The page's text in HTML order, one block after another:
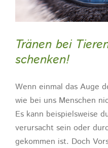
Tränen bei
schenken!
Wenn einmal das Auge
wie bei uns Menschen
Es kann beispielsweise
verursacht sein oder
gekommen ist. Doch